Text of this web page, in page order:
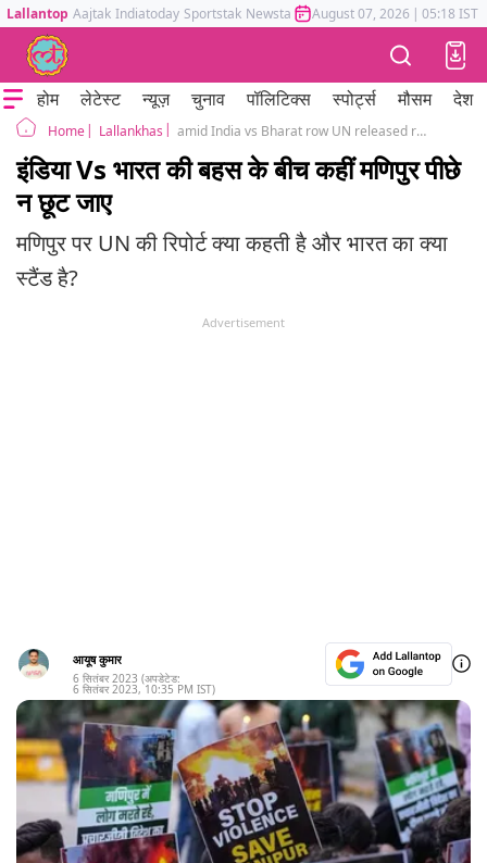
Lallantop Aajtak Indiatoday Sportstak Newstak Mumbai Tak Astrotak
August 07, 2026 | 05:18 IST
होम लेटेस्ट न्यूज़ चुनाव पॉलिटिक्स स्पोर्ट्स मौसम देश
Home Lallankhas amid India vs Bharat row UN released report on manipur violence
इंडिया Vs भारत की बहस के बीच कहीं मणिपुर पीछे
न छूट जाए
मणिपुर पर UN की रिपोर्ट क्या कहती है और भारत का क्या
स्टैंड है?
Advertisement
आयूष कुमार
6 सितंबर 2023 (अपडेटेड:
6 सितंबर 2023, 10:35 PM IST)